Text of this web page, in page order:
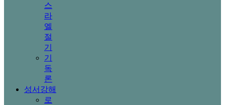
스
라
엘
절
기
기
독
론
성서강해
로